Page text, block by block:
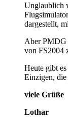
Unglaublich
dargestellt,
Aber PMDG
von FS2004
Heute gibt
Einzigen, die
viele Grüße
Lothar